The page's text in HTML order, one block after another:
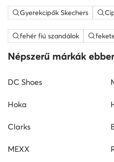
Gyerekcipők Skechers
fehér fiú szandálok
Népszerű márkák
DC Shoes
Hoka
Clarks
MEXX